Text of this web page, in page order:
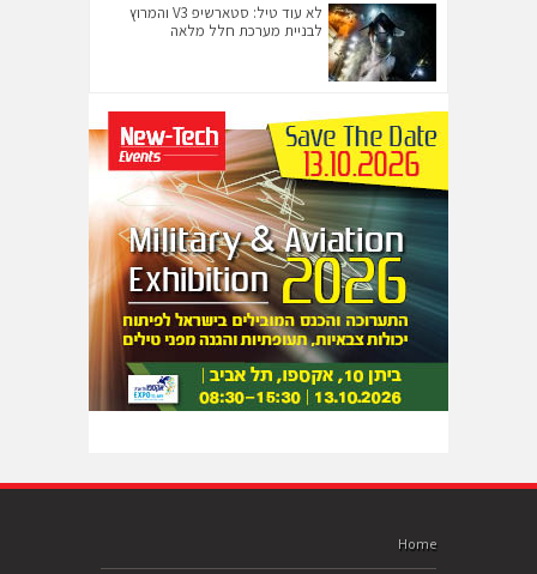
לא עוד טיל: סטארשיפ V3 והמרוץ
לבניית מערכת חלל מלאה
Home